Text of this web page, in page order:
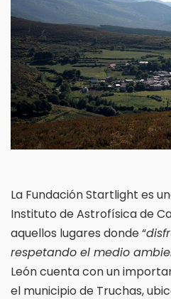
La Fundación Startlight es
Instituto de Astrofísica de
aquellos lugares donde “
respetando el medio
León cuenta con un
el municipio de Truchas,